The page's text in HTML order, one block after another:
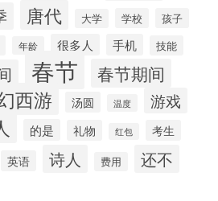
唐代 大学 学校 孩子
年龄 很多人 手机 技能
春节 春节期间
西游 汤圆 温度 游戏
的是 礼物 红包 考生
英语 诗人 费用 还不